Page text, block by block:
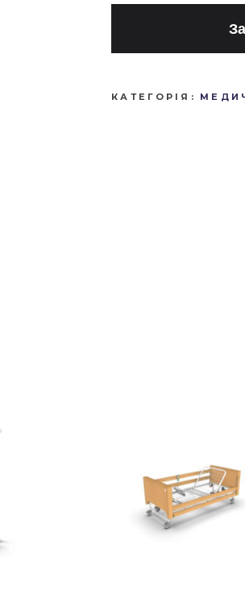
КАТЕГОРІЯ: